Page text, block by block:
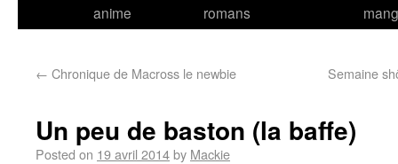
anime
romans
← Chronique de Macross le newbie Semaine
Un peu de baston (la baffe)
Posted on 19 avril 2014by Mackie